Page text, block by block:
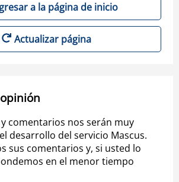
a la página de inicio
Actualizar página
comentarios nos serán muy
desarrollo del servicio Mascus.
sus comentarios y, si usted lo
en el menor tiempo